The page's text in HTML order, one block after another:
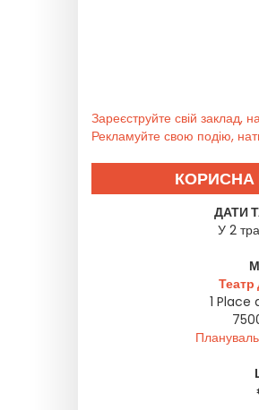
Зареєструйте свій заклад,
Рекламуйте свою подію,
КОРИСНА
ДАТИ
У 2
1